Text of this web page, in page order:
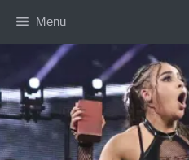
contenu
Menu